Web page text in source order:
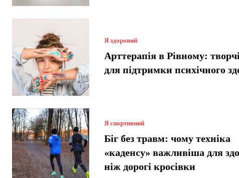
Я здоровий
Арттерапія в Рівному:
для підтримки психічного
Я спортивний
Біг без травм: чому техніка
«каденсу» важливіша для
ніж дорогі кросівки